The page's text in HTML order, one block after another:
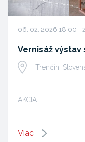
06. 02. 2026 18:00 -
Vernisáž výstav
Trenčín,
AKCIA
…
Viac